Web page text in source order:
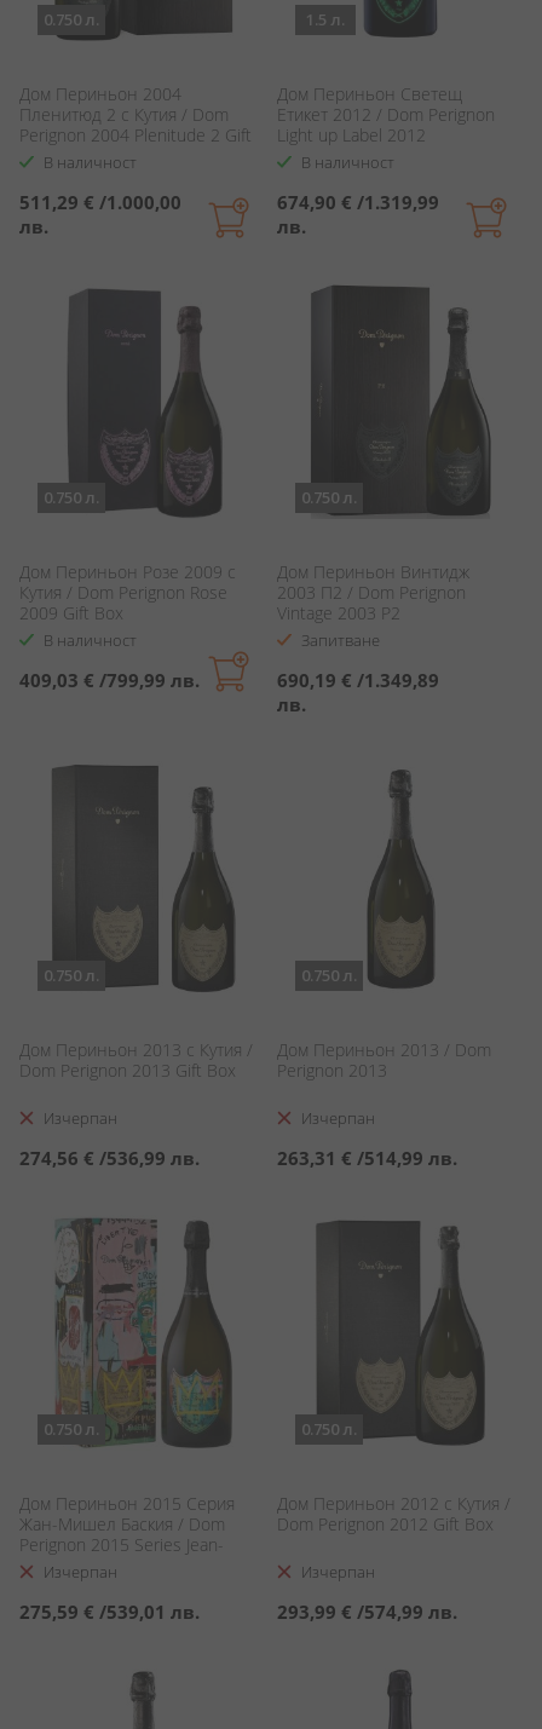
0.750 л.
Дом Периньон 2004
Пленитюд 2 с Кутия / Dom
Perignon 2004 Plenitude 2 Gift
BoxВ наличност
511,29 € /1.000,00
лв.
1.5 л.
Дом Периньон Светещ
Етикет 2012 / Dom Perignon
Light up Label 2012
В наличност
674,90 € /1.319,99
лв.
0.750 л.
Дом Периньон Розе 2009 с
Кутия / Dom Perignon Rose
2009 Gift Box
В наличност
409,03 € /799,99 лв.
0.750 л.
Дом Периньон Винтидж
2003 П2 / Dom Perignon
Vintage 2003 P2
Запитване
690,19 € /1.349,89
лв.
0.750 л.
Дом Периньон 2013 с Кутия /
Dom Perignon 2013 Gift Box
Изчерпан
274,56 € /536,99 лв.
0.750 л.
Дом Периньон 2013 / Dom
Perignon 2013
Изчерпан
263,31 € /514,99 лв.
0.750 л.
Дом Периньон 2015 Серия
Жан-Мишел Баския / Dom
Perignon 2015 Series Jean-
Michel Basquiat
Изчерпан
275,59 € /539,01 лв.
0.750 л.
Дом Периньон 2012 с Кутия /
Dom Perignon 2012 Gift Box
Изчерпан
293,99 € /574,99 лв.